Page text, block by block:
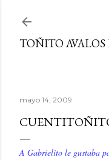
TOÑITO
mayo 14, 2009
A Gabrielito le gustaba